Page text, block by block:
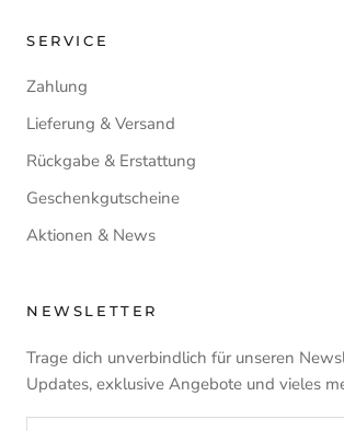
SERVICE
Zahlung
Lieferung & Versand
Rückgabe & Erstattung
Geschenkgutscheine
Aktionen & News
NEWSLETTER
Trage dich unverbindlich für unseren
Updates, exklusive Angebote und vieles